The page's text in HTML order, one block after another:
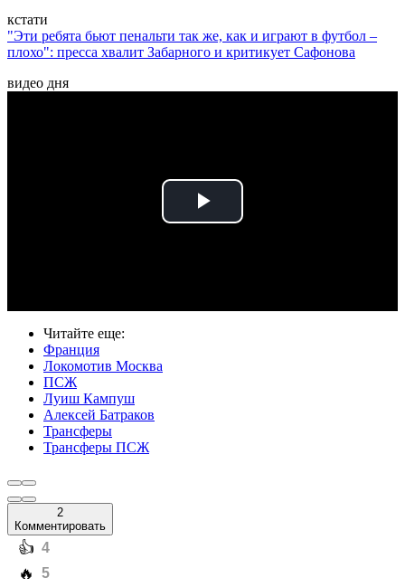
кстати
"Эти ребята бьют пенальти так же, как и играют в футбол –
плохо": пресса хвалит Забарного и критикует Сафонова
видео дня
Play
Читайте еще:
Франция
Локомотив Москва
ПСЖ
Луиш Кампуш
Алексей Батраков
Трансферы
Трансферы ПСЖ
2
Комментировать
️👍 4
️🔥 5